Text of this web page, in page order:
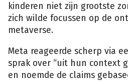
kinderen niet zijn grootste
zich wilde focussen op de
metaverse.
Meta reageerde scherp via
sprak over “uit hun context
en noemde de claims